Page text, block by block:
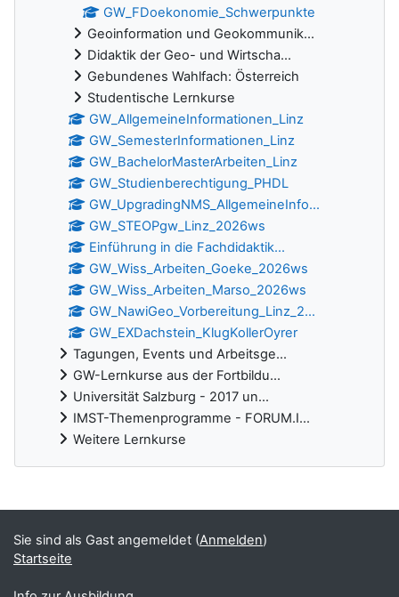
GW_FDoekonomie_Schwerpunkte
Geoinformation und Geokommunik...
Didaktik der Geo- und Wirtscha...
Gebundenes Wahlfach: Österreich
Studentische Lernkurse
GW_AllgemeineInformationen_Linz
GW_SemesterInformationen_Linz
GW_BachelorMasterArbeiten_Linz
GW_Studienberechtigung_PHDL
GW_UpgradingNMS_AllgemeineInfo...
GW_STEOPgw_Linz_2026ws
Einführung in die Fachdidaktik...
GW_Wiss_Arbeiten_Goeke_2026ws
GW_Wiss_Arbeiten_Marso_2026ws
GW_NawiGeo_Vorbereitung_Linz_2...
GW_EXDachstein_KlugKollerOyrer
Tagungen, Events und Arbeitsge...
GW-Lernkurse aus der Fortbildu...
Universität Salzburg - 2017 un...
IMST-Themenprogramme - FORUM.I...
Weitere Lernkurse
Ergänzungsblöcke
Sie sind als Gast angemeldet (Anmelden)
Startseite